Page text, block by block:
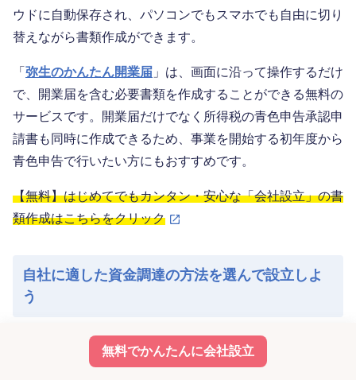
無料でかんたんに会社設立
ウドに自動保存され、パソコンでもスマホでも自由に切り
替えながら書類作成ができます。
「 弥生のかんたん開業届 」は、画面に沿って操作するだけ
で、開業届を含む必要書類を作成することができる無料の
サービスです。開業届だけでなく所得税の青色申告承認申
請書も同時に作成できるため、事業を開始する初年度から
青色申告で行いたい方にもおすすめです。
【無料】はじめてでもカンタン・安心な「会社設立」の書
類作成はこちらをクリック
自社に適した資金調達の方法を選んで設立しよ
う
起業・開業時に利用できる資金調達方法には、融資や出
資、補助金・助成金など、さまざまな選択肢があります。